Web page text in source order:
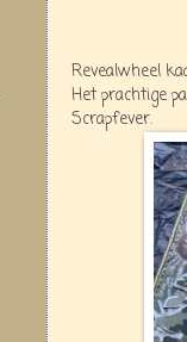
Revealwheel
Het prachtige
Scrapfever.